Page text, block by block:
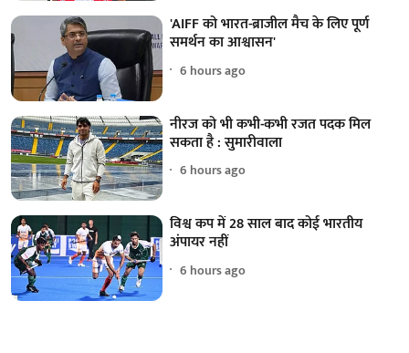
'AIFF को भारत-ब्राजील मैच के लिए पूर्ण
समर्थन का आश्वासन'
6 hours ago
नीरज को भी कभी-कभी रजत पदक मिल
सकता है : सुमारीवाला
6 hours ago
विश्व कप में 28 साल बाद कोई भारतीय
अंपायर नहीं
6 hours ago